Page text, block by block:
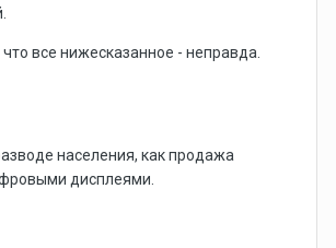
все нижесказанное - неправда.
населения, как продажа
дисплеями.